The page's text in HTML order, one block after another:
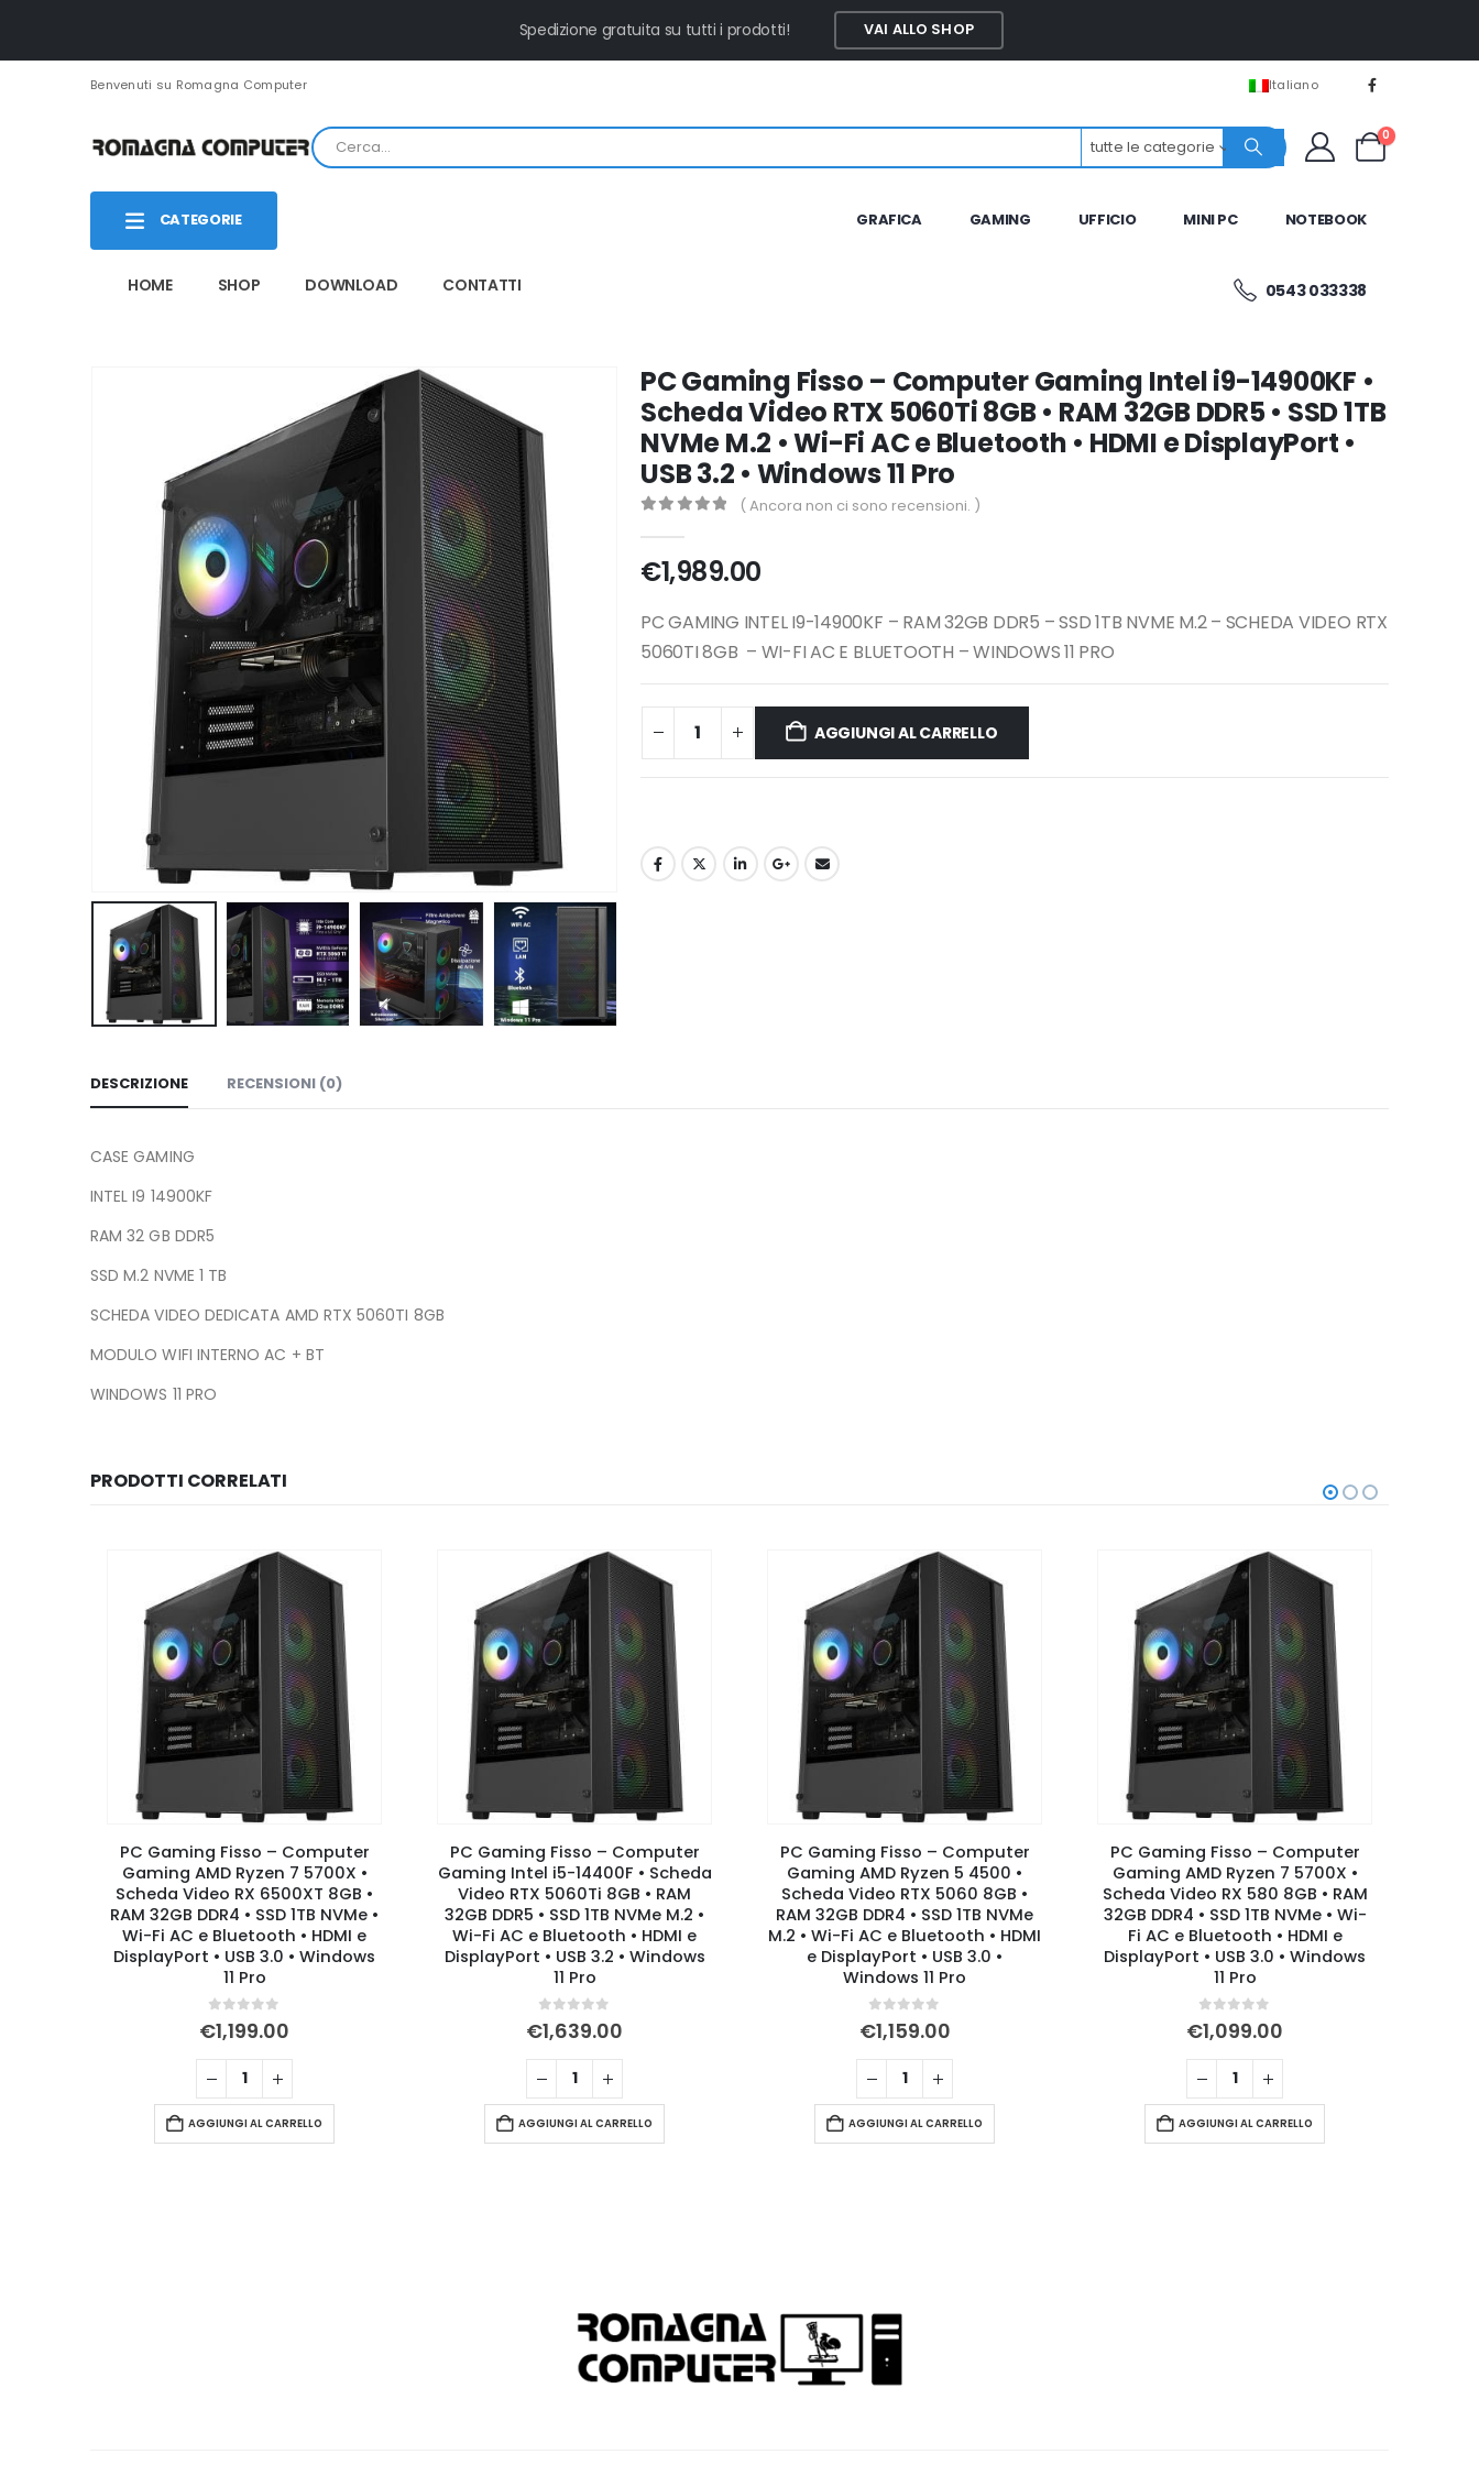
Spedizione gratuita su tutti i prodotti! VAI ALLO SHOP
Benvenuti su Romagna Computer Italiano
tutte le categorie
0
CATEGORIE
HOME SHOP DOWNLOAD CONTATTI
GRAFICA GAMING UFFICIO MINI PC NOTEBOOK
0543 033338
PC Gaming Fisso – Computer Gaming Intel i9-14900KF •
Scheda Video RTX 5060Ti 8GB • RAM 32GB DDR5 • SSD 1TB
NVMe M.2 • Wi-Fi AC e Bluetooth • HDMI e DisplayPort •
USB 3.2 • Windows 11 Pro
( Ancora non ci sono recensioni. )
€1,989.00
PC GAMING INTEL I9-14900KF – RAM 32GB DDR5 – SSD 1TB NVME M.2 – SCHEDA VIDEO RTX
5060TI 8GB – WI-FI AC E BLUETOOTH – WINDOWS 11 PRO
AGGIUNGI AL CARRELLO
DESCRIZIONE RECENSIONI (0)
CASE GAMING
INTEL I9 14900KF
RAM 32 GB DDR5
SSD M.2 NVME 1 TB
SCHEDA VIDEO DEDICATA AMD RTX 5060TI 8GB
MODULO WIFI INTERNO AC + BT
WINDOWS 11 PRO
PRODOTTI CORRELATI
PC Gaming Fisso – Computer
Gaming AMD Ryzen 7 5700X •
Scheda Video RX 6500XT 8GB •
RAM 32GB DDR4 • SSD 1TB NVMe •
Wi-Fi AC e Bluetooth • HDMI e
DisplayPort • USB 3.0 • Windows
11 Pro
0Su 5
€1,199.00
AGGIUNGI AL CARRELLO
PC Gaming Fisso – Computer
Gaming Intel i5-14400F • Scheda
Video RTX 5060Ti 8GB • RAM
32GB DDR5 • SSD 1TB NVMe M.2 •
Wi-Fi AC e Bluetooth • HDMI e
DisplayPort • USB 3.2 • Windows
11 Pro
0 Su 5
€1,639.00
AGGIUNGI AL CARRELLO
PC Gaming Fisso – Computer
Gaming AMD Ryzen 5 4500 •
Scheda Video RTX 5060 8GB •
RAM 32GB DDR4 • SSD 1TB NVMe
M.2 • Wi-Fi AC e Bluetooth • HDMI
e DisplayPort • USB 3.0 •
Windows 11 Pro
0Su 5
€1,159.00
AGGIUNGI AL CARRELLO
PC Gaming Fisso – Computer
Gaming AMD Ryzen 7 5700X •
Scheda Video RX 580 8GB • RAM
32GB DDR4 • SSD 1TB NVMe • Wi-
Fi AC e Bluetooth • HDMI e
DisplayPort • USB 3.0 • Windows
11 Pro
0 Su 5
€1,099.00
AGGIUNGI AL CARRELLO